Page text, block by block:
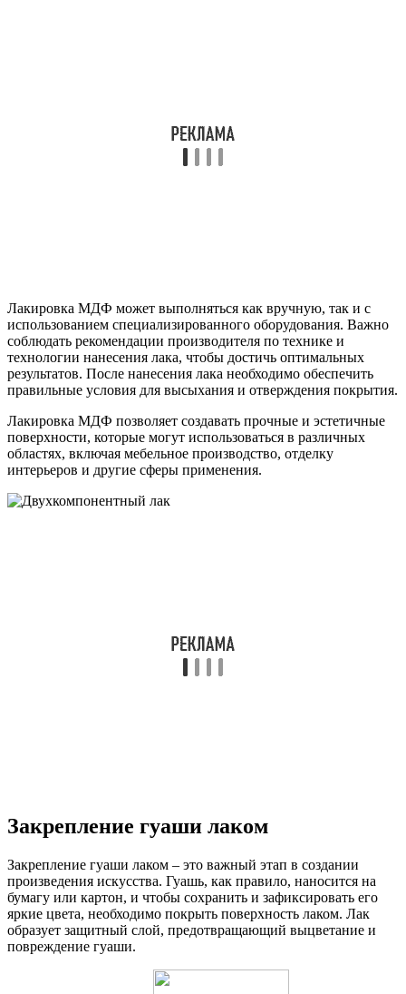
Лакировка МДФ может выполняться как вручную, так и с
использованием специализированного оборудования. Важно
соблюдать рекомендации производителя по технике и
технологии нанесения лака, чтобы достичь оптимальных
результатов. После нанесения лака необходимо обеспечить
правильные условия для высыхания и отверждения покрытия.
Лакировка МДФ позволяет создавать прочные и эстетичные
поверхности, которые могут использоваться в различных
областях, включая мебельное производство, отделку
интерьеров и другие сферы применения.
Закрепление гуаши лаком
Закрепление гуаши лаком – это важный этап в создании
произведения искусства. Гуашь, как правило, наносится на
бумагу или картон, и чтобы сохранить и зафиксировать его
яркие цвета, необходимо покрыть поверхность лаком. Лак
образует защитный слой, предотвращающий выцветание и
повреждение гуаши.